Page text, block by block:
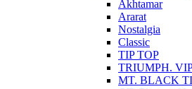
Akhtamar
Ararat
Nostalgia
Classic
TIP TOP
TRIUMPH.
MT. BLACK